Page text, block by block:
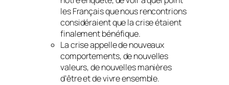
les Français que nous rencontrions
considéraient que la crise étaient
finalement bénéfique.
La crise appelle de nouveaux
comportements, de nouvelles
valeurs, de nouvelles manières
d’être et de vivre ensemble.